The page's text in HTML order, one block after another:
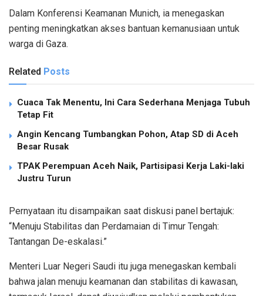
Dalam Konferensi Keamanan Munich, ia menegaskan
penting meningkatkan akses bantuan kemanusiaan untuk
warga di Gaza.
Related Posts
Cuaca Tak Menentu, Ini Cara Sederhana Menjaga Tubuh
Tetap Fit
Angin Kencang Tumbangkan Pohon, Atap SD di Aceh
Besar Rusak
TPAK Perempuan Aceh Naik, Partisipasi Kerja Laki-laki
Justru Turun
Pernyataan itu disampaikan saat diskusi panel bertajuk:
“Menuju Stabilitas dan Perdamaian di Timur Tengah:
Tantangan De-eskalasi.”
Menteri Luar Negeri Saudi itu juga menegaskan kembali
bahwa jalan menuju keamanan dan stabilitas di kawasan,